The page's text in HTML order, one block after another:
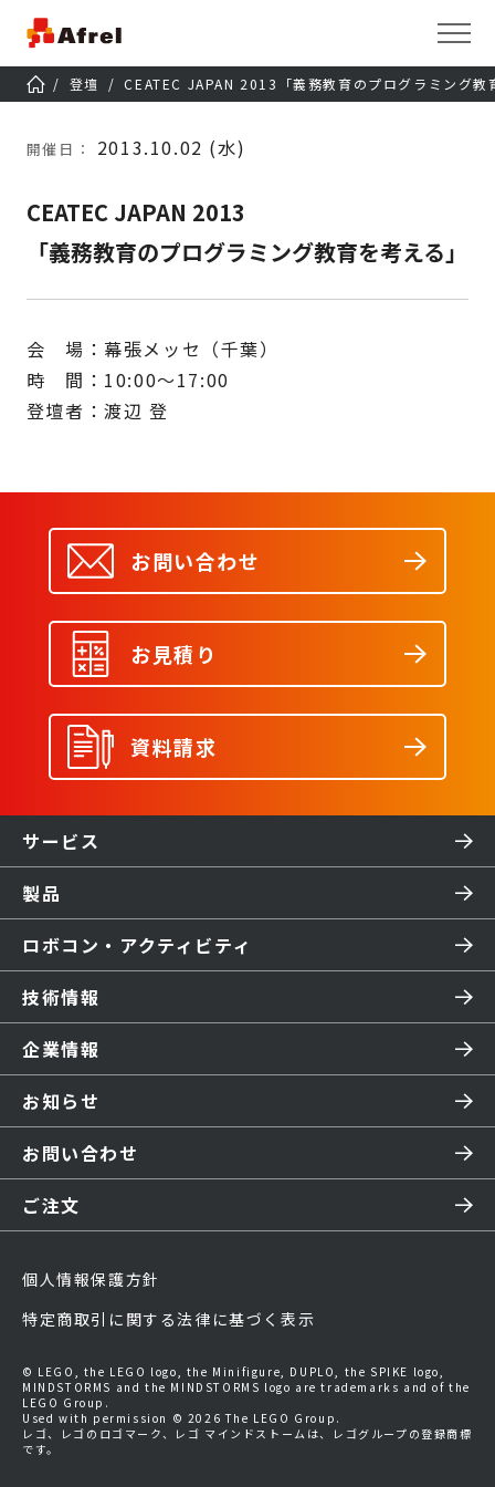
登壇 CEATEC JAPAN 2013「義務教育のプログラミング教
開催日： 2013.10.02 (水)
CEATEC JAPAN 2013
「義務教育のプログラミング教育を考える」
会 場：幕張メッセ（千葉）
時 間：10:00～17:00
登壇者：渡辺 登
お問い合わせ
お見積り
資料請求
サービス
製品
ロボコン・アクティビティ
技術情報
企業情報
お知らせ
お問い合わせ
ご注文
個人情報保護方針
特定商取引に関する法律に基づく表示
© LEGO, the LEGO logo, the Minifigure, DUPLO, the SPIKE logo,
MINDSTORMS and the MINDSTORMS logo are trademarks and of the
LEGO Group.
Used with permission © 2026 The LEGO Group.
レゴ、レゴのロゴマーク、レゴ マインドストームは、レゴグループの登録商標
です。